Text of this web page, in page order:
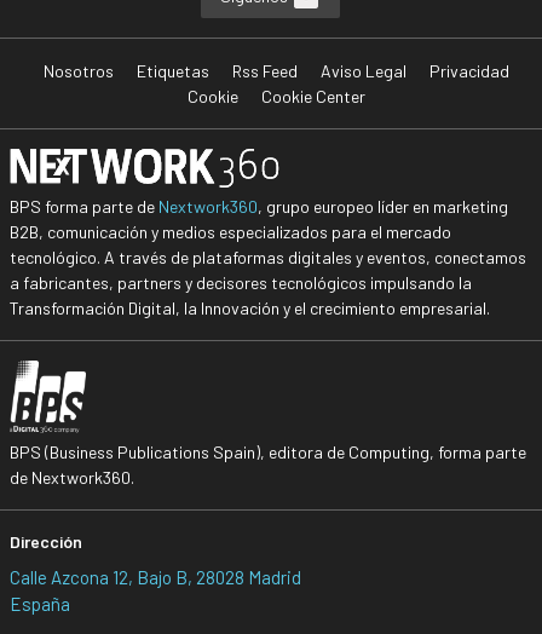
Nosotros Etiquetas Rss Feed Aviso Legal
Privacidad
Cookie
Cookie Center
BPS forma parte de Nextwork360, grupo europeo líder en marketing
B2B, comunicación y medios especializados para el mercado
tecnológico. A través de plataformas digitales y eventos, conectamos
a fabricantes, partners y decisores tecnológicos impulsando la
Transformación Digital, la Innovación y el crecimiento empresarial.
BPS (Business Publications Spain), editora de Computing, forma parte
de Nextwork360.
Dirección
Calle Azcona 12, Bajo B, 28028 Madrid
España